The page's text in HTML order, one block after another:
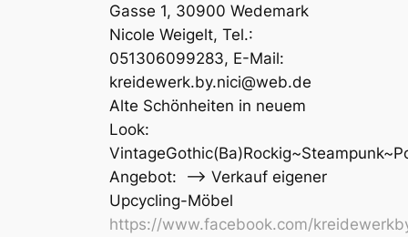
Gasse 1, 30900 Wedemark
Nicole Weigelt, Tel.:
051306099283, E-Mail:
kreidewerk.by.nici@web.de
Alte Schönheiten in neuem
Look:
Angebot: –> Verkauf eigener
Upcycling-Möbel
https://www.facebook.com/